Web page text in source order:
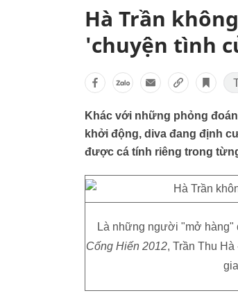
Hà Trần
'chuyện tình
Khác với những phỏng
khởi động, diva đang định
được cá tính riêng trong
Là những người "mở
Cống Hiến 2012, Trần Thu